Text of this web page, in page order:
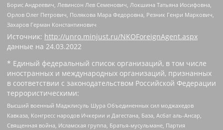
Борис Андреевич, Левинсон Лев Семенович, Локшина Татьяна Иосифовна,
Орлов Олег Петрович, Полякова Мара Федоровна, Резник Генри Маркович,
Захаров Герман Константинович
Источник: http://unro.minjust.ru/NKOForeignAgent.aspx
данные на 24.03.2022
* Единый федеральный список организаций, в том числе
иностранных и международных организаций, признанных
в соответствии с законодательством Российской Федерации
террористическими:
Высший военный Маджлисуль Шура Объединенных сил моджахедов
Кавказа, Конгресс народов Ичкерии и Дагестана, База, Асбат аль-Ансар,
Священная война, Исламская группа, Братья-мусульмане, Партия